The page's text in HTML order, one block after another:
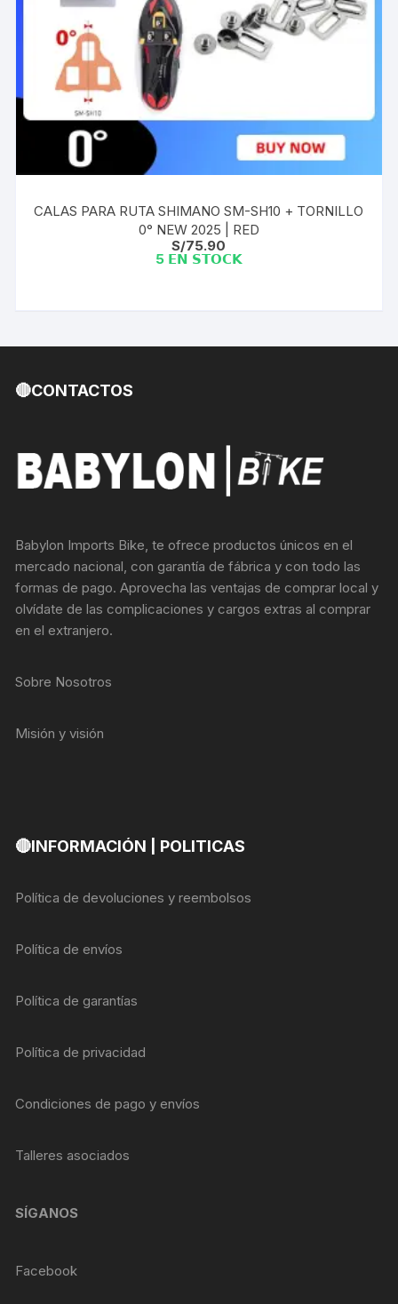
CALAS PARA RUTA SHIMANO SM-SH10 + TORNILLO
0° NEW 2025 | RED
S/75.90
5 𝗘𝗡 𝗦𝗧𝗢𝗖𝗞
🔴CONTACTOS
Babylon Imports Bike, te ofrece productos únicos en el
mercado nacional, con garantía de fábrica y con todo las
formas de pago. Aprovecha las ventajas de comprar local y
olvídate de las complicaciones y cargos extras al comprar
en el extranjero.
Sobre Nosotros
Misión y visión
🔴INFORMACIÓN | POLITICAS
Política de devoluciones y reembolsos
Política de envíos
Política de garantías
Política de privacidad
Condiciones de pago y envíos
Talleres asociados
SÍGANOS
Facebook